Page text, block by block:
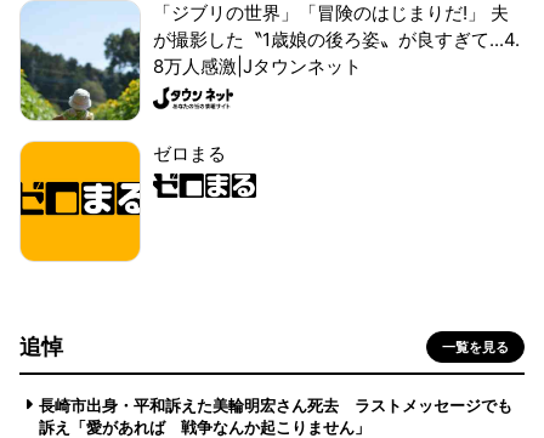
「ジブリの世界」「冒険のはじまりだ!」 夫
が撮影した〝1歳娘の後ろ姿〟が良すぎて...4.
8万人感激|Jタウンネット
ゼロまる
追悼 一覧を見る
長崎市出身・平和訴えた美輪明宏さん死去 ラストメッセージでも
訴え「愛があれば 戦争なんか起こりません」